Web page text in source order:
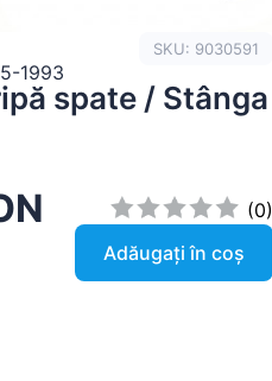
SKU: 9030591
1993
spate / Stânga
(0)
Adăugați în coș